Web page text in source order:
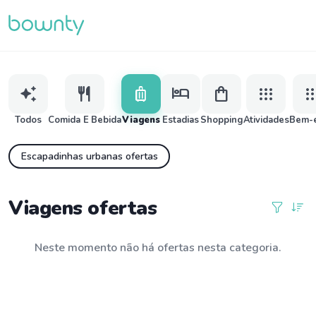
auto_awesome
Todos
restaurant
Comida E Bebida
luggage
Viagens
hotel
Estadias
shopping_bag
Shopping
apps
AtividadesBem-
Escapadinhas urbanas ofertas
Viagens ofertas
Neste momento não há ofertas nesta categoria.